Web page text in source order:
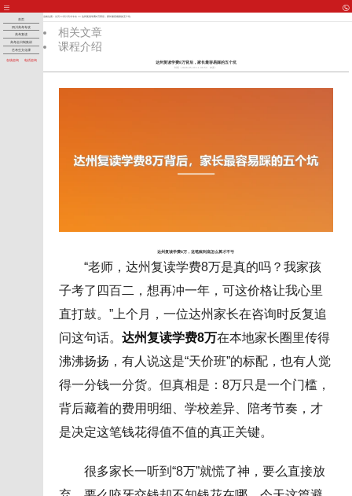
首页
四川高考专攻
高考复读
高考全日制集训
艺考生文化课
在线咨询 电话咨询
当前位置： 首页 >>四川高考专攻>> 达州复读学费8万背后，家长最容易踩的五个坑
相关文章
课程介绍
达州复读学费8万背后，家长最容易踩的五个坑
时间：2026-05-30 11:36:53 来源：
达州复读学费8万，这笔账到底怎么算才不亏
“老师，达州复读学费8万是真的吗？我家孩
子考了四百二，想再冲一年，可这价格让我心里
直打鼓。”上个月，一位达州家长在咨询时反复追
问这句话。 达州复读学费8万在本地家长圈里传得
沸沸扬扬，有人说这是“天价班”的标配，也有人觉
得一分钱一分货。但真相是：8万只是一个门槛，
背后藏着的费用明细、学校差异、陪考节奏，才
是决定这笔钱花得值不值的真正关键。
很多家长一听到“8万”就慌了神，要么直接放